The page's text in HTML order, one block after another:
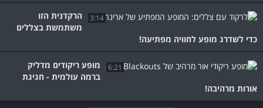
3:14
הרקדנית הזו
משתמשת בצללים
כדי לשדרג מופע לחוויה מפתיעה!
6:21
מופע ריקודים מדליק
ברמה עולמית - חגיגת
אורות מרהיבה!